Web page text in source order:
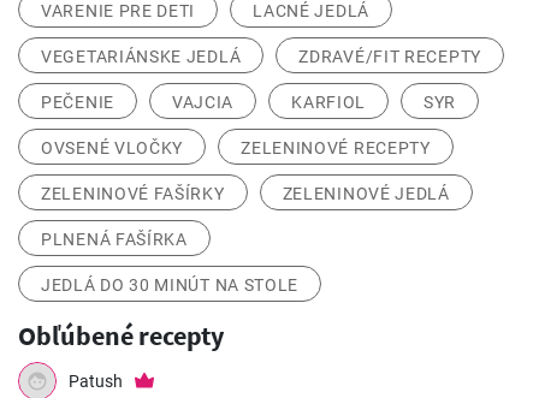
VARENIE PRE DETI LACNÉ JEDLÁ
VEGETARIÁNSKE JEDLÁ ZDRAVÉ/FIT RECEPTY
PEČENIE VAJCIA KARFIOL SYR
OVSENÉ VLOČKY ZELENINOVÉ RECEPTY
ZELENINOVÉ FAŠÍRKY ZELENINOVÉ JEDLÁ
PLNENÁ FAŠÍRKA
JEDLÁ DO 30 MINÚT NA STOLE
Obľúbené recepty
Patush